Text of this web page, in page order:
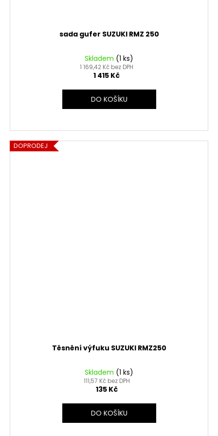
sada gufer SUZUKI RMZ 250
Skladem (1 ks)
1 169,42 Kč bez DPH
1 415 Kč
DO KOŠÍKU
DOPRODEJ
Těsnění výfuku SUZUKI RMZ250
Skladem (1 ks)
111,57 Kč bez DPH
135 Kč
DO KOŠÍKU